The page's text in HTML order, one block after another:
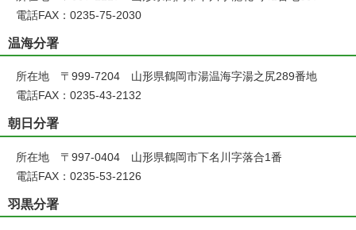
電話FAX：0235-75-2030
温海分署
所在地 〒999-7204 山形県鶴岡市湯温海字湯之尻289番地
電話FAX：0235-43-2132
朝日分署
所在地 〒997-0404 山形県鶴岡市下名川字落合1番
電話FAX：0235-53-2126
羽黒分署